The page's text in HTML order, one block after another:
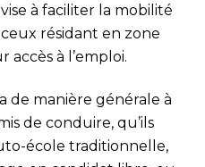
à faciliter la mobilité
résidant en zone
à l’emploi.
de manière générale à
de conduire, qu’ils
école traditionnelle,